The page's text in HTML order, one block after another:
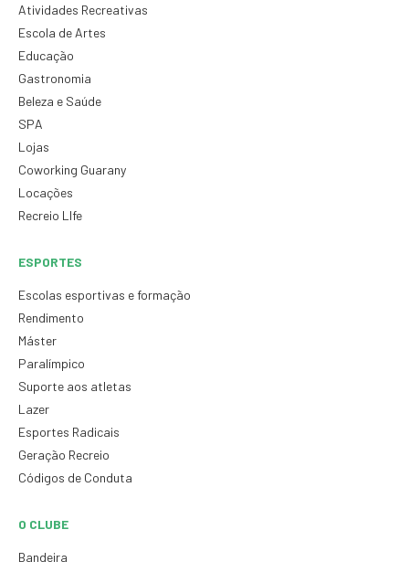
Atividades Recreativas
Escola de Artes
Educação
Gastronomia
Beleza e Saúde
SPA
Lojas
Coworking Guarany
Locações
Recreio LIfe
ESPORTES
Escolas esportivas e formação
Rendimento
Máster
Paralímpico
Suporte aos atletas
Lazer
Esportes Radicais
Geração Recreio
Códigos de Conduta
O CLUBE
Bandeira